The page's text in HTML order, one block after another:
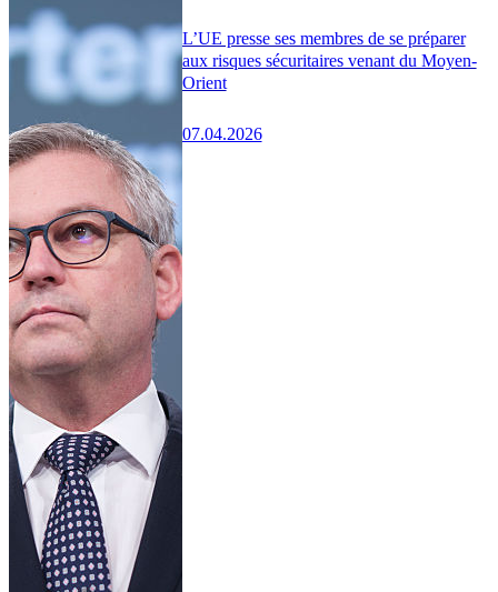
L’UE presse ses membres de se préparer
aux risques sécuritaires venant du Moyen-
Orient
07.04.2026